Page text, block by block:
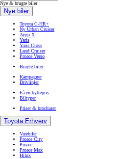
Nye & brugte biler
Nye biler
Toyota C-HR+
Ny Urban Cruiser
Aygo X
Yaris
Yaris Cross
Land Cruiser
Proace Verso
Brugte biler
Kampagner
Drivlinjer
Få en byttepris
Biltyper
Priser & brochurer
Toyota Erhverv
Varebiler
Proace City
Proace
Proace Max
Hilux